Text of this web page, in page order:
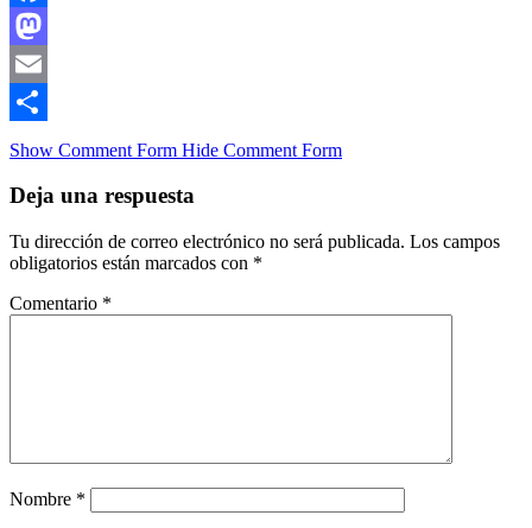
Facebook
Mastodon
Email
Compartir
Show Comment Form Hide Comment Form
Deja una respuesta
Tu dirección de correo electrónico no será publicada. Los campos
obligatorios están marcados con *
Comentario *
Nombre *